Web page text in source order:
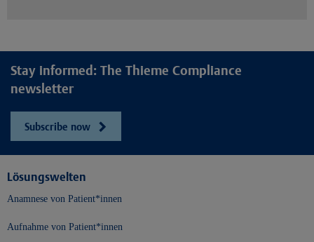
Stay informed: The Thieme Compliance
newsletter
Subscribe now
Lösungswelten
Anamnese von Patient*innen
Aufnahme von Patient*innen